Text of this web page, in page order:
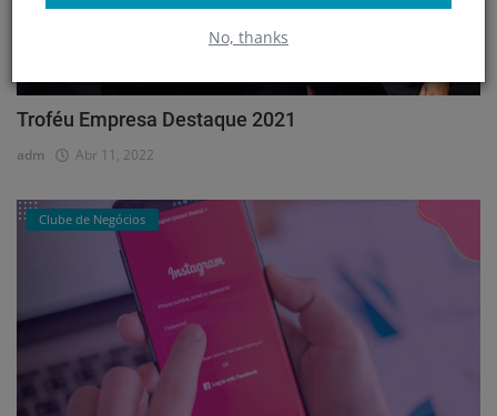
No, thanks
Troféu Empresa Destaque 2021
adm Abr 11, 2022
Clube de Negócios